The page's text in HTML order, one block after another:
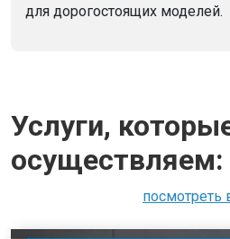
для дорогостоящих моделей.
Услуги,
осуществляем:
посмотреть